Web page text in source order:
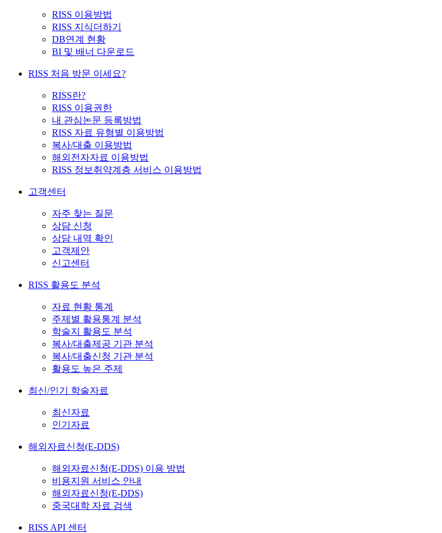
RISS 이용방법
RISS 지식더하기
DB연계 현황
BI 및 배너 다운로드
RISS 처음 방문 이세요?
RISS란?
RISS 이용권한
내 관심논문 등록방법
RISS 자료 유형별 이용방법
복사/대출 이용방법
해외전자자료 이용방법
RISS 정보취약계층 서비스 이용방법
고객센터
자주 찾는 질문
상담 신청
상담 내역 확인
고객제안
신고센터
RISS 활용도 분석
자료 현황 통계
주제별 활용통계 분석
학술지 활용도 분석
복사/대출제공 기관 분석
복사/대출신청 기관 분석
활용도 높은 주제
최신/인기 학술자료
최신자료
인기자료
해외자료신청(E-DDS)
해외자료신청(E-DDS) 이용 방법
비용지원 서비스 안내
해외자료신청(E-DDS)
중국대학 자료 검색
RISS API 센터